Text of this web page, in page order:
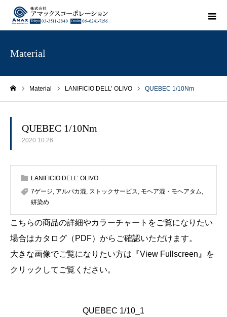
Material
Material LANIFICIO DELL’ OLIVO QUEBEC 1/10Nm
QUEBEC 1/10Nm
2020.10.26
LANIFICIO DELL’ OLIVO
7ゲージ, アルパカ混, ストックサービス, モヘア混・モヘアタム,
絣染め
こちらの商品の詳細やカラーチャートをご覧になりたい
場合はカタログ（PDF）からご確認いただけます。
大きな画像でご覧になりたい方は『View Fullscreen』を
クリックしてご覧ください。
QUEBEC 1/10_1